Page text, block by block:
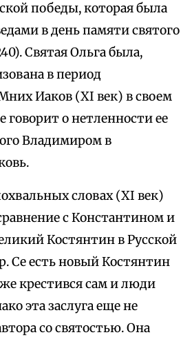
победы, которая была
в день памяти святого
Святая Ольга была,
в период
Иаков (XI век) в своем
говорит о нетленности ее
Владимиром в
словах (XI век)
с Константином и
Костянтин в Русской
Се есть новый Костянтин
крестився сам и люди
эта заслуга еще не
со святостью. Она